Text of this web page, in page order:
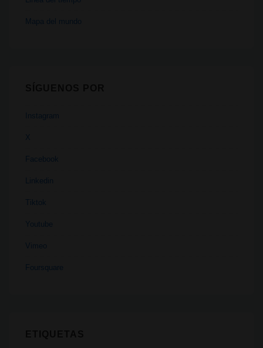
Mapa del mundo
Instagram
X
Facebook
Linkedin
Tiktok
Youtube
Vimeo
Foursquare